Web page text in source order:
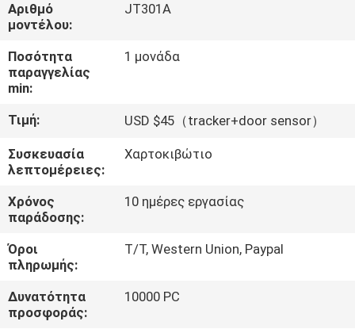
ΓΎΡΟΣ
ΕΡΓΟΣΤΑΣΊΩΝ
ΠΟΙΟΤΙΚΌΣ
ΈΛΕΓΧΟΣ
ΕΛΆΤΕ
ΣΕ
ΕΠΑΦΉ
ΜΕ
Αριθμό
μοντέλου:
JT301A
Ποσότητα
παραγγελίας
min:
1 μονάδα
Τιμή: USD $45（tracker+door sensor）
Συσκευασία
λεπτομέρειες:
Χαρτοκιβώτιο
Χρόνος
παράδοσης:
10 ημέρες εργασίας
Όροι
πληρωμής:
T/T, Western Union, Paypal
Δυνατότητα
προσφοράς:
10000 PC